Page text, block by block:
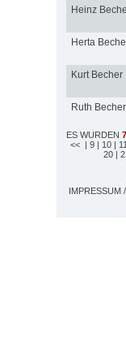
Heinz
Herta
Kurt Becher
Ruth Becher
ES WURDEN
<< | 9 | 10 | 11
20 |
IMPRESSUM